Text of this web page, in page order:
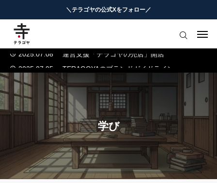
＼テラゴヤの公式Xをフォロー／
2025.07.04
テラゴヤ正式公開のお知らせ
2024.01.23
2025.07.08
運営支援「テラゴヤの売店」開店
2025.07.04
2024.01.23
テラゴヤβ版公開のお知らせ
2025.07.08
運営支援「テラゴヤの売店」開店
2025.07.05
TERAGOYAのブランドガイドライン
学び
はじめての方へ
教育ニュースまとめ
ヨミモノ・特集
マナビ・学習攻略
お役立ちリンク集
テラゴヤ週報